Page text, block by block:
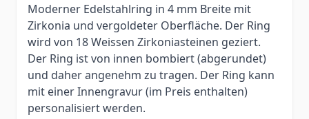
Moderner Edelstahlring in 4 mm Breite mit
Zirkonia und vergoldeter Oberfläche. Der Ring
wird von 18 Weissen Zirkoniasteinen geziert.
Der Ring ist von innen bombiert (abgerundet)
und daher angenehm zu tragen. Der Ring kann
mit einer Innengravur (im Preis enthalten)
personalisiert werden.